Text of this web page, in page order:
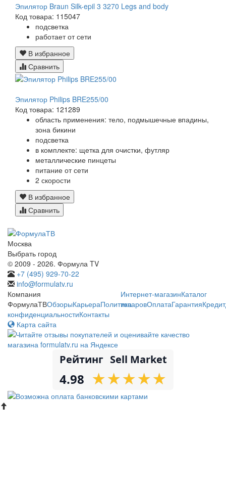
Эпилятор Braun Silk-epil 3 3270 Legs and body
Код товара: 115047
подсветка
работает от сети
В избранное
Сравнить
Эпилятор Philips BRE255/00
Код товара: 121289
область применения: тело, подмышечные впадины,
зона бикини
подсветка
в комплекте: щетка для очистки, футляр
металлические пинцеты
питание от сети
2 скорости
В избранное
Сравнить
Москва
Выбрать город
© 2009 - 2026. Формула TV
+7 (495) 929-70-22
info@formulatv.ru
Компания
ФормулаТВОбзорыКарьераПолитика
конфиденциальностиКонтакты
Интернет-магазинКаталог
товаровОплатаГарантияКредит
Карта сайта
Рейтинг Sell Market
4.98 ★
★★
★★
★★
★★
★